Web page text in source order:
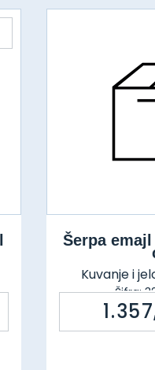
Šerpa emajl
Kuvanje i
Šifra: